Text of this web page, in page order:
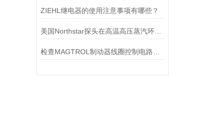
ZIEHL继电器的使用注意事项有哪些？
美国Northstar探头在高温高压蒸汽环境下的液位测量可靠性